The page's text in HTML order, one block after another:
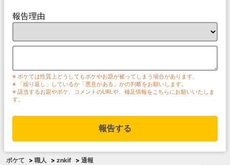
報告理由
※ ボケては性質上どうしてもボケやお題が被ってしまう場合があります。
※ 「繰り返し」しているか「悪意がある」かの判断をお願いします。
※ 該当するお題やボケ、コメントのURLや、補足情報をこちらにお願いいたしま
す。
報告する
ボケて > 職人 > znkif > 通報